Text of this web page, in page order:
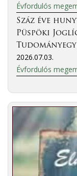
Évfordulós
Száz éve
Püspöki
2026.07.03.
Évfordulós